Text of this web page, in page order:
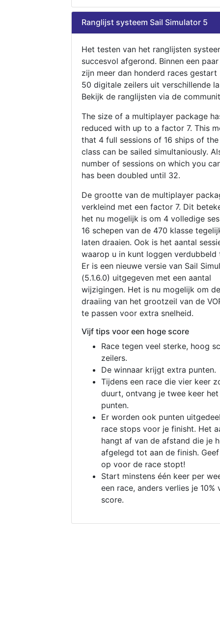
Ranglijst systeem Sail Simulator 5
Het testen van het ranglijsten
succesvol afgerond. Binnen een
zijn meer dan honderd races gestart
50 digitale zeilers uit verschillende
Bekijk de ranglijsten via de
The size of a multiplayer package
reduced with up to a factor 7. This
that 4 full sessions of 16 ships of
class can be sailed simultaniously.
number of sessions on which you
has been doubled until 32.
De grootte van de multiplayer
verkleind met een factor 7. Dit
het nu mogelijk is om 4 volledige
16 schepen van de 470 klasse
laten draaien. Ook is het aantal
waarop u in kunt loggen verdubbeld
Er is een nieuwe versie van Sail
(5.1.6.0) uitgegeven met een aantal
wijzigingen. Het is nu mogelijk om de
draaiing van het grootzeil van de
te passen voor extra snelheid.
Vijf tips voor een hoge score
Race tegen veel sterke, hoog
zeilers.
De winnaar krijgt extra punten.
Tijdens een race die vier keer
duurt, ontvang je twee keer
punten.
Er worden ook punten
race stops voor je finisht. Het
hangt af van de afstand die je
afgelegd tot aan de finish.
op voor de race stopt!
Start minstens één keer per
een race, anders verlies je 10%
score.